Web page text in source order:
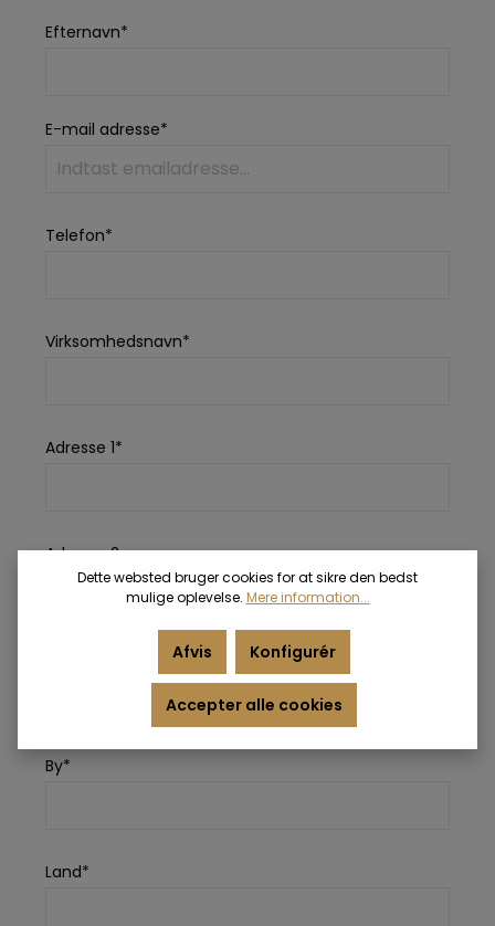
Efternavn*
E-mail adresse*
Telefon*
Virksomhedsnavn*
Adresse 1*
Adresse 2
By*
Land*
Dette websted bruger cookies for at sikre den bedst
mulige oplevelse. Mere information...
Afvis Konfigurér
Accepter alle cookies